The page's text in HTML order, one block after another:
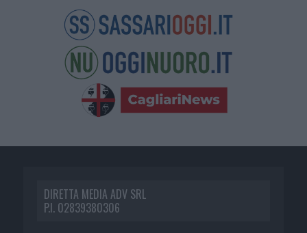
DIRETTA MEDIA ADV SRL
P.I. 02839380306